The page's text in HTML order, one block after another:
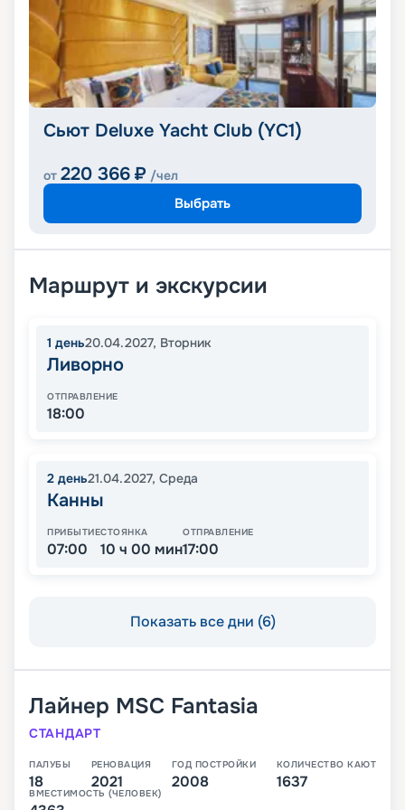
Сьют Deluxe Yacht Club (YC1)
от 220 366 ₽ /чел
Выбрать
Маршрут и экскурсии
1 день20.04.2027, Вторник
Ливорно
ОТПРАВЛЕНИЕ
18:00
2 день21.04.2027, Среда
Канны
ПРИБЫТИЕ
07:00
СТОЯНКА
10 ч 00 мин
ОТПРАВЛЕНИЕ
17:00
Показать все дни (6)
Лайнер MSC Fantasia
СТАНДАРТ
ПАЛУБЫ
18
РЕНОВАЦИЯ
2021
ГОД ПОСТРОЙКИ
2008
КОЛИЧЕСТВО КАЮТ
1637
ВМЕСТИМОСТЬ (ЧЕЛОВЕК)